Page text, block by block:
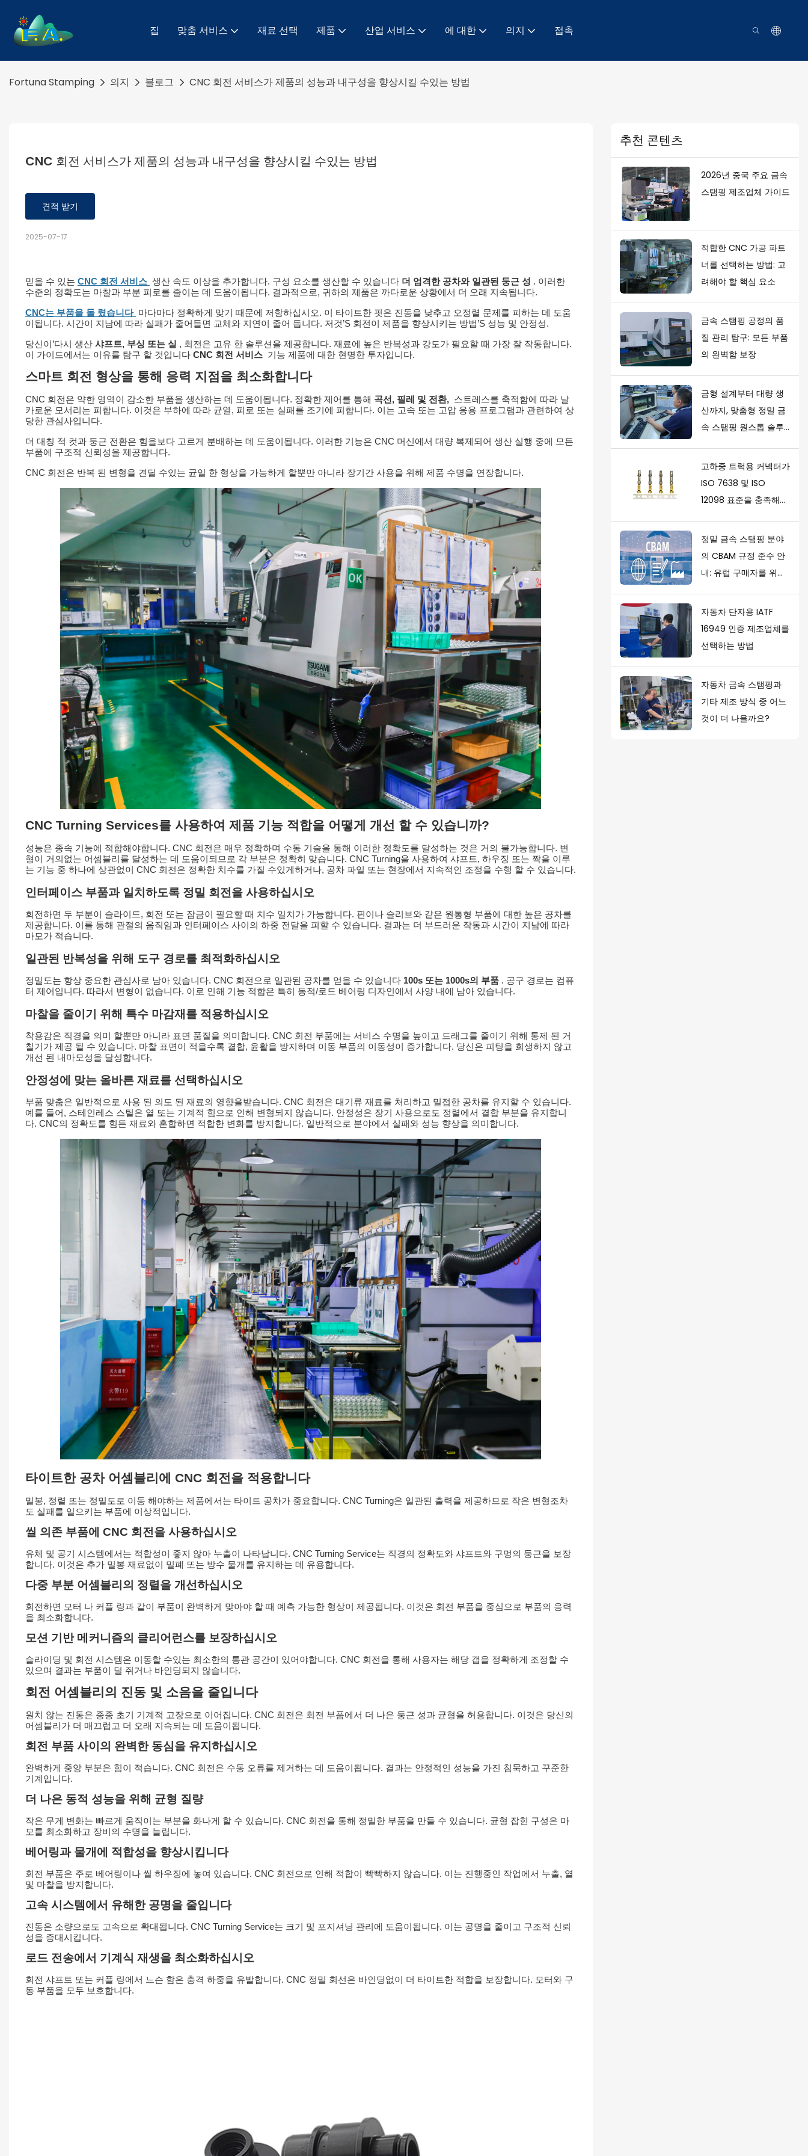
집 맞춤 서비스 재료 선택 제품 산업 서비스 에 대한 의지 접촉
Fortuna Stamping 의지 블로그 CNC 회전 서비스가 제품의 성능과 내구성을 향상시킬 수있는 방법
CNC 회전 서비스가 제품의 성능과 내구성을 향상시킬 수있는 방법
견적 받기
2025-07-17
믿을 수 있는 CNC 회전 서비스 생산 속도 이상을 추가합니다. 구성 요소를 생산할 수 있습니다 더 엄격한 공차와 일관된 둥근 성 . 이러한
수준의 정확도는 마찰과 부분 피로를 줄이는 데 도움이됩니다. 결과적으로, 귀하의 제품은 까다로운 상황에서 더 오래 지속됩니다.
CNC는 부품을 돌 렸습니다 마다마다 정확하게 맞기 때문에 저항하십시오. 이 타이트한 핏은 진동을 낮추고 오정렬 문제를 피하는 데 도움
이됩니다. 시간이 지남에 따라 실패가 줄어들면 교체와 지연이 줄어 듭니다. 저것’S 회전이 제품을 향상시키는 방법’S 성능 및 안정성.
당신이’다시 생산 샤프트, 부싱 또는 실 , 회전은 고유 한 솔루션을 제공합니다. 재료에 높은 반복성과 강도가 필요할 때 가장 잘 작동합니다.
이 가이드에서는 이유를 탐구 할 것입니다 CNC 회전 서비스 기능 제품에 대한 현명한 투자입니다.
스마트 회전 형상을 통해 응력 지점을 최소화합니다
CNC 회전은 약한 영역이 감소한 부품을 생산하는 데 도움이됩니다. 정확한 제어를 통해 곡선, 필레 및 전환, 스트레스를 축적함에 따라 날
카로운 모서리는 피합니다. 이것은 부하에 따라 균열, 피로 또는 실패를 조기에 피합니다. 이는 고속 또는 고압 응용 프로그램과 관련하여 상
당한 관심사입니다.
더 대칭 적 컷과 둥근 전환은 힘을보다 고르게 분배하는 데 도움이됩니다. 이러한 기능은 CNC 머신에서 대량 복제되어 생산 실행 중에 모든
부품에 구조적 신뢰성을 제공합니다.
CNC 회전은 반복 된 변형을 견딜 수있는 균일 한 형상을 가능하게 할뿐만 아니라 장기간 사용을 위해 제품 수명을 연장합니다.
CNC Turning Services를 사용하여 제품 기능 적합을 어떻게 개선 할 수 있습니까?
성능은 종속 기능에 적합해야합니다. CNC 회전은 매우 정확하며 수동 기술을 통해 이러한 정확도를 달성하는 것은 거의 불가능합니다. 변
형이 거의없는 어셈블리를 달성하는 데 도움이되므로 각 부분은 정확히 맞습니다. CNC Turning을 사용하여 샤프트, 하우징 또는 짝을 이루
는 기능 중 하나에 상관없이 CNC 회전은 정확한 치수를 가질 수있게하거나, 공차 파일 또는 현장에서 지속적인 조정을 수행 할 수 있습니다.
인터페이스 부품과 일치하도록 정밀 회전을 사용하십시오
회전하면 두 부분이 슬라이드, 회전 또는 잠금이 필요할 때 치수 일치가 가능합니다. 핀이나 슬리브와 같은 원통형 부품에 대한 높은 공차를
제공합니다. 이를 통해 관절의 움직임과 인터페이스 사이의 하중 전달을 피할 수 있습니다. 결과는 더 부드러운 작동과 시간이 지남에 따라
마모가 적습니다.
일관된 반복성을 위해 도구 경로를 최적화하십시오
정밀도는 항상 중요한 관심사로 남아 있습니다. CNC 회전으로 일관된 공차를 얻을 수 있습니다 100s 또는 1000s의 부품 . 공구 경로는 컴퓨
터 제어입니다. 따라서 변형이 없습니다. 이로 인해 기능 적합은 특히 동적/로드 베어링 디자인에서 사양 내에 남아 있습니다.
마찰을 줄이기 위해 특수 마감재를 적용하십시오
착용감은 직경을 의미 할뿐만 아니라 표면 품질을 의미합니다. CNC 회전 부품에는 서비스 수명을 높이고 드래그를 줄이기 위해 통제 된 거
칠기가 제공 될 수 있습니다. 마찰 표면이 적을수록 결합, 윤활을 방지하며 이동 부품의 이동성이 증가합니다. 당신은 피팅을 희생하지 않고
개선 된 내마모성을 달성합니다.
안정성에 맞는 올바른 재료를 선택하십시오
부품 맞춤은 일반적으로 사용 된 의도 된 재료의 영향을받습니다. CNC 회전은 대기류 재료를 처리하고 밀접한 공차를 유지할 수 있습니다.
예를 들어, 스테인레스 스틸은 열 또는 기계적 힘으로 인해 변형되지 않습니다. 안정성은 장기 사용으로도 정렬에서 결합 부분을 유지합니
다. CNC의 정확도를 힘든 재료와 혼합하면 적합한 변화를 방지합니다. 일반적으로 분야에서 실패와 성능 향상을 의미합니다.
타이트한 공차 어셈블리에 CNC 회전을 적용합니다
밀봉, 정렬 또는 정밀도로 이동 해야하는 제품에서는 타이트 공차가 중요합니다. CNC Turning은 일관된 출력을 제공하므로 작은 변형조차
도 실패를 일으키는 부품에 이상적입니다.
씰 의존 부품에 CNC 회전을 사용하십시오
유체 및 공기 시스템에서는 적합성이 좋지 않아 누출이 나타납니다. CNC Turning Service는 직경의 정확도와 샤프트와 구멍의 둥근을 보장
합니다. 이것은 추가 밀봉 재료없이 밀폐 또는 방수 물개를 유지하는 데 유용합니다.
다중 부분 어셈블리의 정렬을 개선하십시오
회전하면 모터 나 커플 링과 같이 부품이 완벽하게 맞아야 할 때 예측 가능한 형상이 제공됩니다. 이것은 회전 부품을 중심으로 부품의 응력
을 최소화합니다.
모션 기반 메커니즘의 클리어런스를 보장하십시오
슬라이딩 및 회전 시스템은 이동할 수있는 최소한의 통관 공간이 있어야합니다. CNC 회전을 통해 사용자는 해당 갭을 정확하게 조정할 수
있으며 결과는 부품이 덜 쥐거나 바인딩되지 않습니다.
회전 어셈블리의 진동 및 소음을 줄입니다
원치 않는 진동은 종종 초기 기계적 고장으로 이어집니다. CNC 회전은 회전 부품에서 더 나은 둥근 성과 균형을 허용합니다. 이것은 당신의
어셈블리가 더 매끄럽고 더 오래 지속되는 데 도움이됩니다.
회전 부품 사이의 완벽한 동심을 유지하십시오
완벽하게 중앙 부분은 힘이 적습니다. CNC 회전은 수동 오류를 제거하는 데 도움이됩니다. 결과는 안정적인 성능을 가진 침묵하고 꾸준한
기계입니다.
더 나은 동적 성능을 위해 균형 질량
작은 무게 변화는 빠르게 움직이는 부분을 화나게 할 수 있습니다. CNC 회전을 통해 정밀한 부품을 만들 수 있습니다. 균형 잡힌 구성은 마
모를 최소화하고 장비의 수명을 늘립니다.
베어링과 물개에 적합성을 향상시킵니다
회전 부품은 주로 베어링이나 씰 하우징에 놓여 있습니다. CNC 회전으로 인해 적합이 빡빡하지 않습니다. 이는 진행중인 작업에서 누출, 열
및 마찰을 방지합니다.
고속 시스템에서 유해한 공명을 줄입니다
진동은 소량으로도 고속으로 확대됩니다. CNC Turning Service는 크기 및 포지셔닝 관리에 도움이됩니다. 이는 공명을 줄이고 구조적 신뢰
성을 증대시킵니다.
로드 전송에서 기계식 재생을 최소화하십시오
회전 샤프트 또는 커플 링에서 느슨 함은 충격 하중을 유발합니다. CNC 정밀 회선은 바인딩없이 더 타이트한 적합을 보장합니다. 모터와 구
동 부품을 모두 보호합니다.
추천 콘텐츠
2026년 중국 주요 금속
스탬핑 제조업체 가이드
적합한 CNC 가공 파트
너를 선택하는 방법: 고
려해야 할 핵심 요소
금속 스탬핑 공정의 품
질 관리 탐구: 모든 부품
의 완벽함 보장
금형 설계부터 대량 생
산까지, 맞춤형 정밀 금
속 스탬핑 원스톱 솔루
고하중 트럭용 커넥터가
ISO 7638 및 ISO
12098 표준을 충족해야
정밀 금속 스탬핑 분야
의 CBAM 규정 준수 안
내: 유럽 구매자를 위한
자동차 단자용 IATF
16949 인증 제조업체를
선택하는 방법
자동차 금속 스탬핑과
기타 제조 방식 중 어느
것이 더 나을까요?